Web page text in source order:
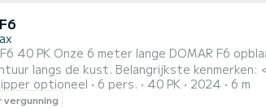
om comfort, veiligheid en plezier te bieden tijdens uw
kenmerken: < br>1 . 6 meter lang, geschikt voor een groep van maximaal 6 personen
langs de kust. 2. Voor een verfrissende straal zoet water na een duik in het prachtige water van
optioneel 6 pers. 40 PK 2024 6 m
vergunning